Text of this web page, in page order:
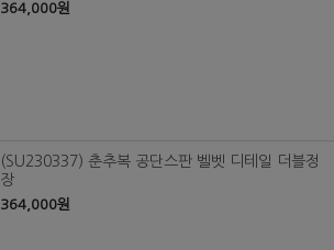
364,000원
(SU230337) 춘추복 공단스판 벨벳 디테일 더블정
장
364,000원